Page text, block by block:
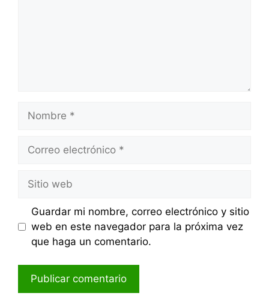
Nombre
Correo
Sitio
web
Guardar mi nombre, correo electrónico y sitio
web en este navegador para la próxima vez
que haga un comentario.